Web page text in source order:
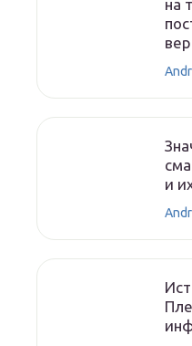
на
и